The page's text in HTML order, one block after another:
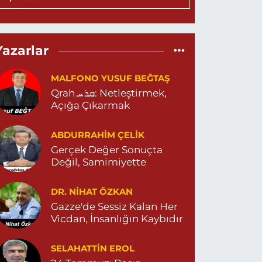
0 (482) 212 25 76 Yol Tarifi Al
Eylül Eczanesi
MAHALLE 655 SOKAK NO:35 D MİGROS
MEHMET SİNCAR PARKI YANI ZERGAN
HEKİMLİĞİ KARŞISI 04823121313
0 (482) 312 13 13 Yol Tarifi Al
Tema Eczanesi
MAHALLESİ NUSAYBİN CADDE NO:1 E
CD. ÖZEL İPEKYOLU HASTANESİ YANI
0 (482) 312 29 20
Menal Eczanesi
EYYUBİ MAHALLE LOZAN CADDE
0 (482) 415 15 01
MALFONO YUSUF BEĞTAŞ
Qrah ܩܪܚ: Netleştirmek,
Açığa Çıkarmak
ABDURRAHIM ÇELİK
Gerçek Değer Sonuçta
Değil, Samimiyette
DR. NIHAT ÖZKAN
Gazze'de Sessiz Kalan Her
Vicdan, İnsanlığın Kaybıdır
SELAHATTIN EROL